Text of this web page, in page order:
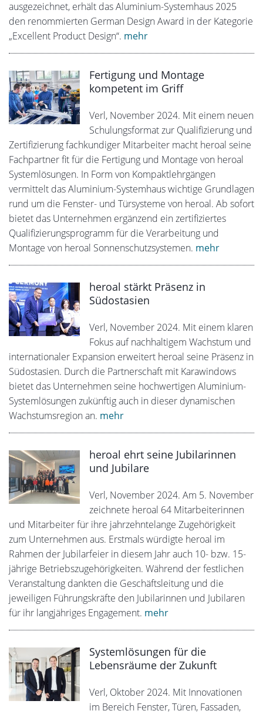
ausgezeichnet, erhält das Aluminium-Systemhaus 2025
den renommierten German Design Award in der Kategorie
„Excellent Product Design“. mehr
Fertigung und Montage
kompetent im Griff
Verl, November 2024. Mit einem neuen
Schulungsformat zur Qualifizierung und
Zertifizierung fachkundiger Mitarbeiter macht heroal seine
Fachpartner fit für die Fertigung und Montage von heroal
Systemlösungen. In Form von Kompaktlehrgängen
vermittelt das Aluminium-Systemhaus wichtige Grundlagen
rund um die Fenster- und Türsysteme von heroal. Ab sofort
bietet das Unternehmen ergänzend ein zertifiziertes
Qualifizierungsprogramm für die Verarbeitung und
Montage von heroal Sonnenschutzsystemen. mehr
heroal stärkt Präsenz in
Südostasien
Verl, November 2024. Mit einem klaren
Fokus auf nachhaltigem Wachstum und
internationaler Expansion erweitert heroal seine Präsenz in
Südostasien. Durch die Partnerschaft mit Karawindows
bietet das Unternehmen seine hochwertigen Aluminium-
Systemlösungen zukünftig auch in dieser dynamischen
Wachstumsregion an. mehr
heroal ehrt seine Jubilarinnen
und Jubilare
Verl, November 2024. Am 5. November
zeichnete heroal 64 Mitarbeiterinnen
und Mitarbeiter für ihre jahrzehntelange Zugehörigkeit
zum Unternehmen aus. Erstmals würdigte heroal im
Rahmen der Jubilarfeier in diesem Jahr auch 10- bzw. 15-
jährige Betriebszugehörigkeiten. Während der festlichen
Veranstaltung dankten die Geschäftsleitung und die
jeweiligen Führungskräfte den Jubilarinnen und Jubilaren
für ihr langjähriges Engagement. mehr
Systemlösungen für die
Lebensräume der Zukunft
Verl, Oktober 2024. Mit Innovationen
im Bereich Fenster, Türen, Fassaden,